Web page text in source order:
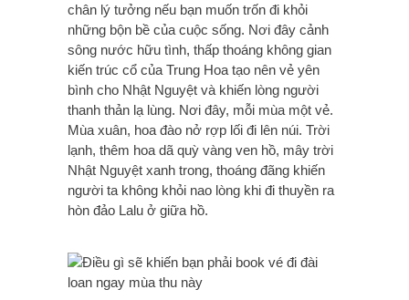
chân lý tưởng nếu bạn muốn trốn đi khỏi
những bộn bề của cuộc sống. Nơi đây cảnh
sông nước hữu tình, thấp thoáng không gian
kiến trúc cổ của Trung Hoa tạo nên vẻ yên
bình cho Nhật Nguyệt và khiến lòng người
thanh thản lạ lùng. Nơi đây, mỗi mùa một vẻ.
Mùa xuân, hoa đào nở rợp lối đi lên núi. Trời
lạnh, thêm hoa dã quỳ vàng ven hồ, mây trời
Nhật Nguyệt xanh trong, thoáng đãng khiến
người ta không khỏi nao lòng khi đi thuyền ra
hòn đảo Lalu ở giữa hồ.